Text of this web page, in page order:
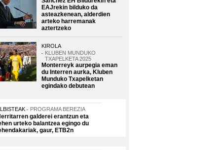
EAJrekin bilduko da
asteazkenean, alderdien
arteko harremanak
aztertzeko
KIROLA
KLUBEN MUNDUKO
TXAPELKETA 2025
Monterreyk aurpegia eman
du Interren aurka, Kluben
Munduko Txapelketan
egindako debutean
PROGRAMA BEREZIA
galderei erantzun eta
urteko balantzea egingo du
gaur, ETB2n